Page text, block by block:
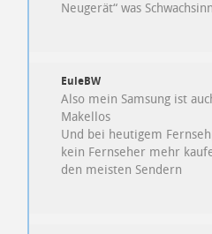
Neugerät“ was
EuleBW
Also mein Samsung ist
Makellos
Und bei heutigem
kein Fernseher mehr
den meisten Sendern